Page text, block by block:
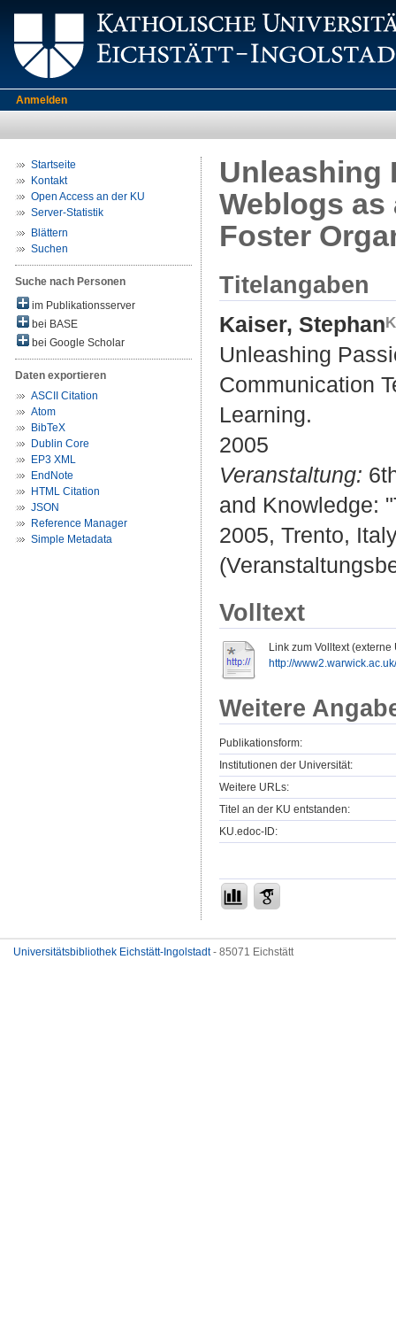
Anmelden
Startseite
Kontakt
Open Access an der KU
Server-Statistik
Blättern
Suchen
Suche nach Personen
im Publikationsserver
bei BASE
bei Google Scholar
Daten exportieren
ASCII Citation
Atom
BibTeX
Dublin Core
EP3 XML
EndNote
HTML Citation
JSON
Reference Manager
Simple Metadata
Unleashing
Weblogs
Foster
Titelangaben
Kaiser, Stephan
Unleashing
Communication
Learning.
2005
Veranstaltung:
and Knowledge:
2005, Trento,
Volltext
Link zum Volltext (externe
http://
Weitere
Publikationsform:
Institutionen der Universität:
Weitere URLs:
Titel an der KU entstanden:
KU.edoc-ID:
Universitätsbibliothek Eichstätt-Ingolstadt- 85071 Eichstätt